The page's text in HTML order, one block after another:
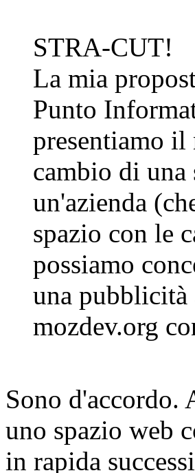
STRA-CUT!
La mia
Punto
presentiamo
cambio di una
un'azienda
spazio con le
possiamo
una
mozdev.org
Sono d'accordo.
uno spazio web
in rapida